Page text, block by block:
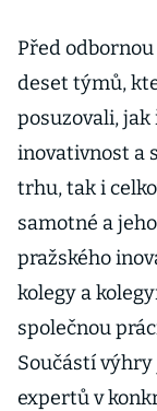
Před
deset týmů,
posuzovali,
inovativnost a
trhu, tak i
samotné a
pražského
kolegy a
společnou
Součástí
expertů v